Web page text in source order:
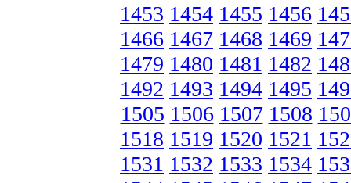
1453 1454 1455 1456
1466 1467 1468 1469
1479 1480 1481 1482
1492 1493 1494 1495
1505 1506 1507 1508
1518 1519 1520 1521
1531 1532 1533 1534